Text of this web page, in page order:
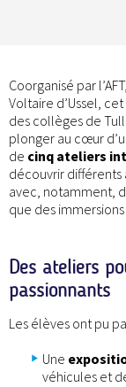
Coorganisé par
Voltaire d’Ussel,
des collèges de
plonger au cœur
de cinq ateliers
découvrir différents
avec, notamment,
que des
Des ateliers
passionnants
Les élèves ont pu
Une
véhicules et